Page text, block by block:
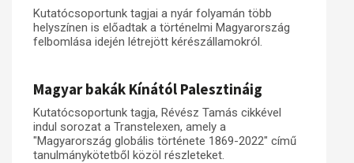
Kutatócsoportunk tagjai a nyár folyamán több
helyszínen is előadtak a történelmi Magyarország
felbomlása idején létrejött kérészállamokról.
Magyar bakák Kínától Palesztináig
Kutatócsoportunk tagja, Révész Tamás cikkével
indul sorozat a Transtelexen, amely a
"Magyarország globális története 1869-2022" című
tanulmánykötetből közöl részleteket.